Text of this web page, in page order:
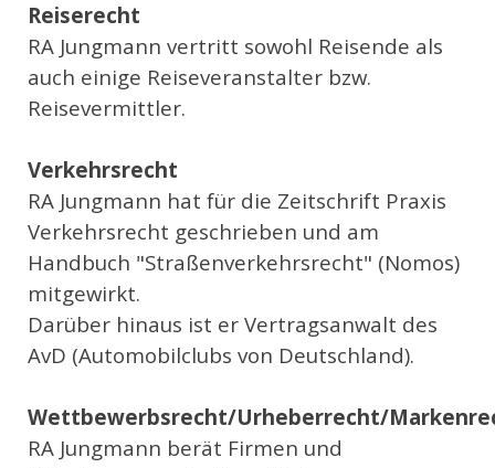
Reiserecht
RA Jungmann vertritt sowohl Reisende als
auch einige Reiseveranstalter bzw.
Reisevermittler.
Verkehrsrecht
RA Jungmann hat für die Zeitschrift Praxis
Verkehrsrecht geschrieben und am
Handbuch "Straßenverkehrsrecht" (Nomos)
mitgewirkt.
Darüber hinaus ist er Vertragsanwalt des
AvD (Automobilclubs von Deutschland).
Wettbewerbsrecht/Urheberrecht/
RA Jungmann berät Firmen und